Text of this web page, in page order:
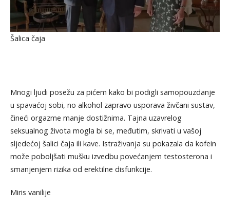
Šalica čaja
Mnogi ljudi posežu za pićem kako bi podigli samopouzdanje
u spavaćoj sobi, no alkohol zapravo usporava živčani sustav,
čineći orgazme manje dostižnima. Tajna uzavrelog
seksualnog života mogla bi se, međutim, skrivati u vašoj
sljedećoj šalici čaja ili kave. Istraživanja su pokazala da kofein
može poboljšati mušku izvedbu povećanjem testosterona i
smanjenjem rizika od erektilne disfunkcije.
Miris vanilije